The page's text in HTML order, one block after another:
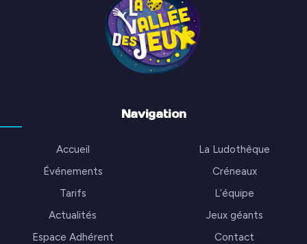
Navigation
Accueil
La Ludothèque
Événements
Créneaux
Tarifs
L’équipe
Actualités
Jeux géants
Espace Adhérent
Contact